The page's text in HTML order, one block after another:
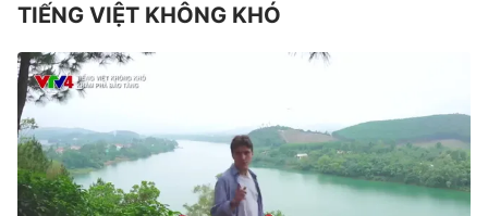
TIẾNG VIỆT KHÔNG KHÓ